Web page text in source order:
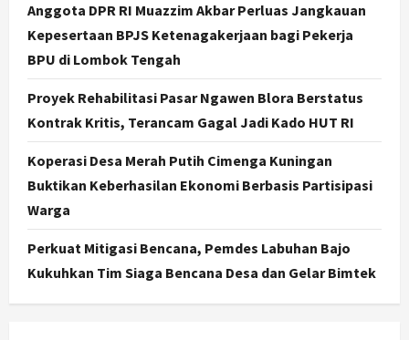
Anggota DPR RI Muazzim Akbar Perluas Jangkauan
Kepesertaan BPJS Ketenagakerjaan bagi Pekerja
BPU di Lombok Tengah
Proyek Rehabilitasi Pasar Ngawen Blora Berstatus
Kontrak Kritis, Terancam Gagal Jadi Kado HUT RI
Koperasi Desa Merah Putih Cimenga Kuningan
Buktikan Keberhasilan Ekonomi Berbasis Partisipasi
Warga
Perkuat Mitigasi Bencana, Pemdes Labuhan Bajo
Kukuhkan Tim Siaga Bencana Desa dan Gelar Bimtek
4
Progres 98 Persen
Agustus 6, 2026
5
Politik
Karwito Komitmen Perbaikan Jalan
Desa Sidomukti dengan Cor Beton
Bertahap
Agustus 6, 2026
1
Segera Keluar
Agustus 7, 2026